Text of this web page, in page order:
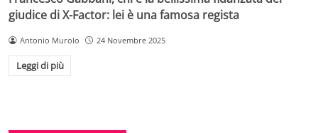
giudice di X-Factor: lei è una famosa regista
Antonio Murolo 24 Novembre 2025
Leggi di più